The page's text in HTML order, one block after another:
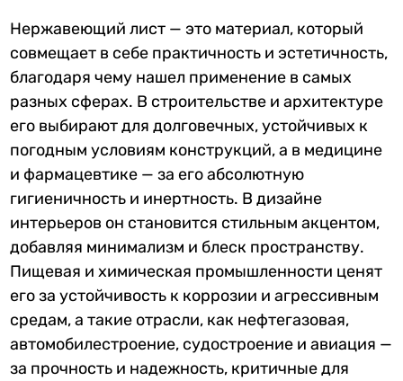
Нержавеющий лист — это материал, который
совмещает в себе практичность и эстетичность,
благодаря чему нашел применение в самых
разных сферах. В строительстве и архитектуре
его выбирают для долговечных, устойчивых к
погодным условиям конструкций, а в медицине
и фармацевтике — за его абсолютную
гигиеничность и инертность. В дизайне
интерьеров он становится стильным акцентом,
добавляя минимализм и блеск пространству.
Пищевая и химическая промышленности ценят
его за устойчивость к коррозии и агрессивным
средам, а такие отрасли, как нефтегазовая,
автомобилестроение, судостроение и авиация —
за прочность и надежность, критичные для